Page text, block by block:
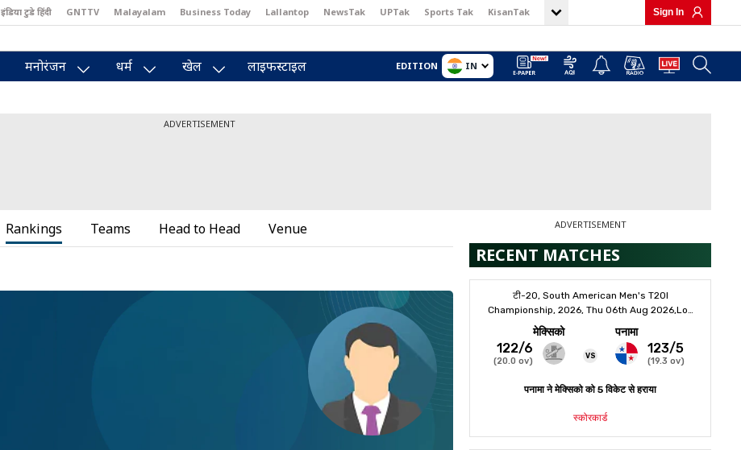
इंडिया टुडे हिंदी GNTTV Malayalam Business Today Lallantop NewsTak UPTak Sports Tak KisanTak Sign In
मनोरंजन धर्म खेल लाइफस्टाइल EDITION IN
ADVERTISEMENT
Rankings Teams Head to Head Venue ADVERTISEMENT
RECENT MATCHES